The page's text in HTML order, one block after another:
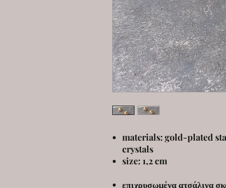
materials: gold-plated
crystals
size: 1,2 cm
επιχρυσωμένα ατσάλινα